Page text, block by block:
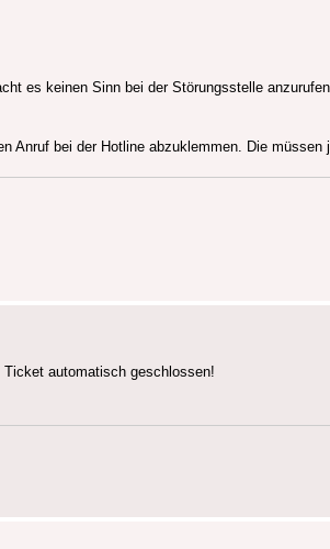
es keinen Sinn bei der Störungsstelle
Anruf bei der Hotline abzuklemmen. Die
automatisch geschlossen!